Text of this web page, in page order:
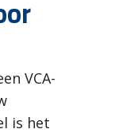
VCA-
is het